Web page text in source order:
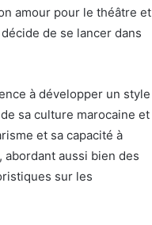
amour pour le théâtre et
de se lancer dans
à développer un style
sa culture marocaine et
et sa capacité à
aussi bien des
sur les